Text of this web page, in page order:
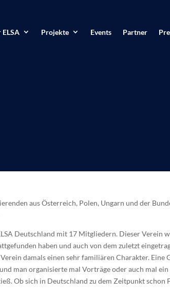
ELSA Projekte Events Partner
aus Österreich, Polen, Ungarn und der
Deutschland mit 17 Mitgliedern. Dieser Verein
haben und auch von dem zuletzt
damals einen sehr familiären Charakter. Eine
man organisierte mal Vorträge oder auch mal
Ob sich in Deutschland zu dem Zeitpunkt